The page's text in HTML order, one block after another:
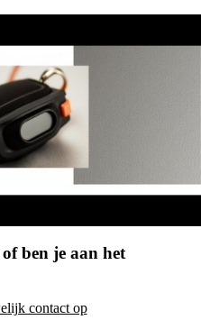
ben je aan het
contact op